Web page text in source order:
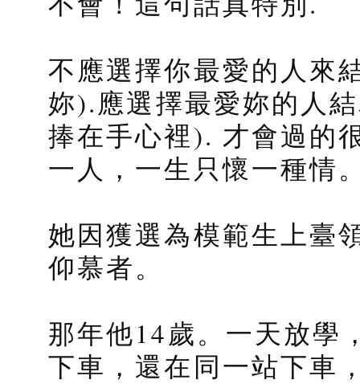
不應選擇你最愛的人來
妳).應選擇最愛妳的人
捧在手心裡). 才會過的
一人，一生只懷一種情
她因獲選為模範生上臺
仰慕者。
那年他14歲。一天放學
下車，還在同一站下車